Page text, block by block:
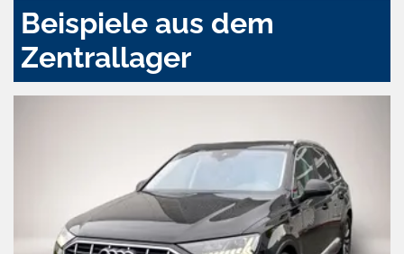
Beispiele aus dem
Zentrallager